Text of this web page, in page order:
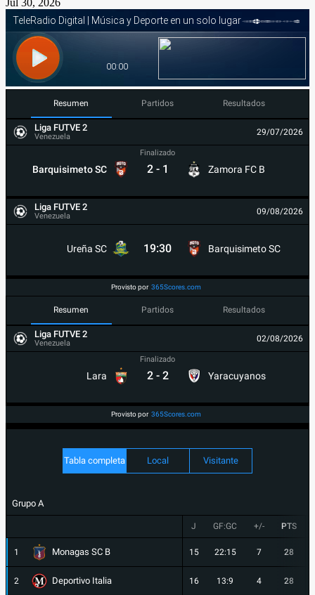
Resumen Partidos Resultados
Liga FUTVE 2
Venezuela 29/07/2026
Barquisimeto SC
Finalizado
2 - 1 Zamora FC B
Liga FUTVE 2
Venezuela 09/08/2026
Ureña SC 19:30 Barquisimeto SC
Provisto por 365Scores.com
Resumen Partidos Resultados
Liga FUTVE 2
Venezuela 02/08/2026
Lara
Finalizado
2 - 2 Yaracuyanos
Provisto por 365Scores.com
Tabla completa Local Visitante
Grupo A
J GF:GC +/- PTS
1 Monagas SC B 15 22:15 7 28
2 Deportivo Italia 16 13:9 4 28